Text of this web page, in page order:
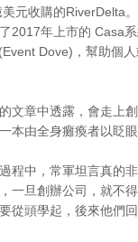
元收購的RiverDelta
2017年上市的 Casa
Dove)，幫助個
文章中透露，會走上
本由全身癱瘓者以眨
程中，常軍坦言真的
一旦創辦公司，就不
從頭學起，後來他們